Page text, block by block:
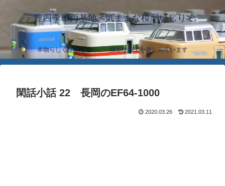
豊四季車両基地 <気ままな模型いじり>
本物らしく模型らしく… 簡単な加工を楽しんでいます
閑話小話 22 長岡のEF64-1000
2020.03.26 2021.03.11